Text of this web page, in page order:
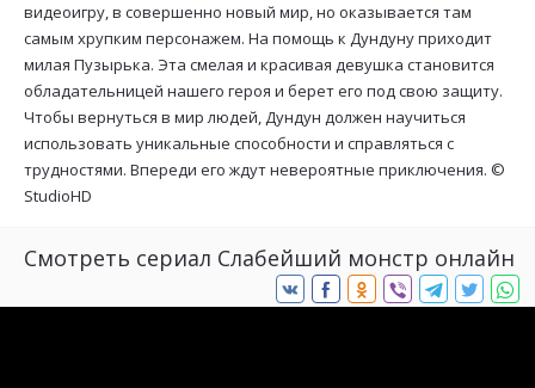
видеоигру, в совершенно новый мир, но оказывается там
самым хрупким персонажем. На помощь к Дундуну приходит
милая Пузырька. Эта смелая и красивая девушка становится
обладательницей нашего героя и берет его под свою защиту.
Чтобы вернуться в мир людей, Дундун должен научиться
использовать уникальные способности и справляться с
трудностями. Впереди его ждут невероятные приключения. ©
StudioHD
Смотреть сериал Слабейший монстр онлайн